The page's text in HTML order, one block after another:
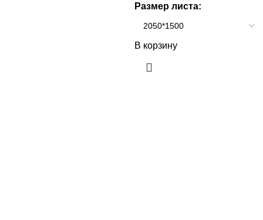
Размер листа:
В корзину